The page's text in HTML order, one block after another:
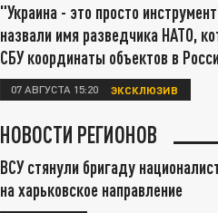
"Украина - это просто
назвали имя разведчика НАТО,
СБУ координаты объектов в
07 АВГУСТА 15:20 ЭКСКЛЮЗИВ
НОВОСТИ РЕГИОНОВ
ВСУ стянули бригаду
на харьковское направление